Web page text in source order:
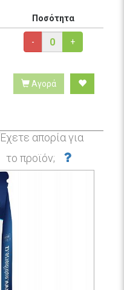
Ποσότητα
- +
Αγορά
Έχετε απορία για
το προϊόν;